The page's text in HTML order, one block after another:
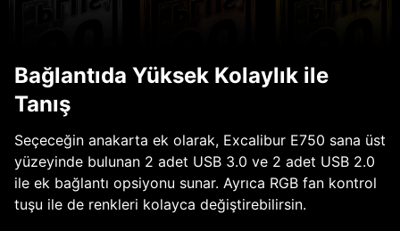
Bağlantıda Yüksek Kolaylık ile
Tanış
Seçeceğin anakarta ek olarak, Excalibur E750 sana üst
yüzeyinde bulunan 2 adet USB 3.0 ve 2 adet USB 2.0
ile ek bağlantı opsiyonu sunar. Ayrıca RGB fan kontrol
tuşu ile de renkleri kolayca değiştirebilirsin.